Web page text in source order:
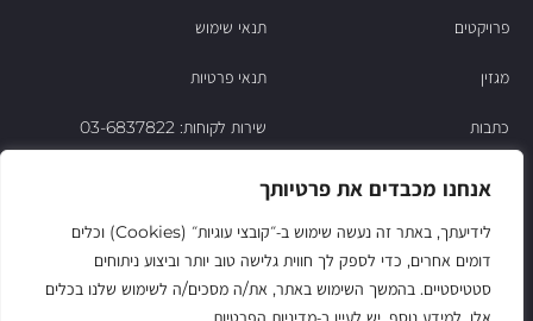
אנחנו מכבדים את פרטיותך
לידיעתך, באתר זה נעשה שימוש ב‑״קובצי עוגיות״ (Cookies) וכלים
דומים אחרים, כדי לספק לך חווית גלישה טוב יותר וביצוע ניתוחים
סטטיסטיים. בהמשך השימוש באתר, את/ה מסכים/ה לשימוש שלנו בכלים
פרויקטים
מגזין
כתבות
צור קשר
תנאי שימוש
תנאי פרטיות
שירות לקוחות: 03-6837822